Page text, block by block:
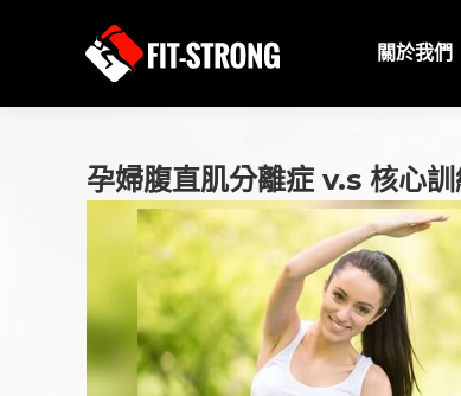
關於我們
孕婦腹直肌分離症 v.s 核心訓